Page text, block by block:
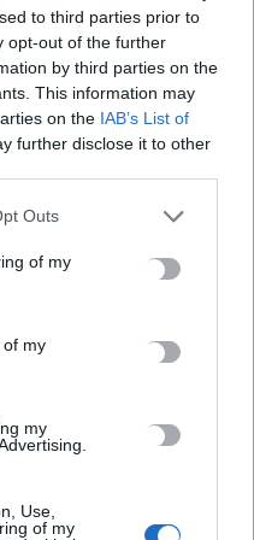
to third parties prior to
opt-out of the further
by third parties on the
This information may
on the IAB’s List of
further disclose it to other
Outs
of my
of my
my
Use,
of my
και επέμεινε
αριστερός και πράττει
και
Διότι δυστυχώς
μας, πολλά
ρεκλάμες, που τις
ισχυροί παίκτες
παρακράτος
των ανισοτήτων να
ευρώ στα
τους;», σχολίασε